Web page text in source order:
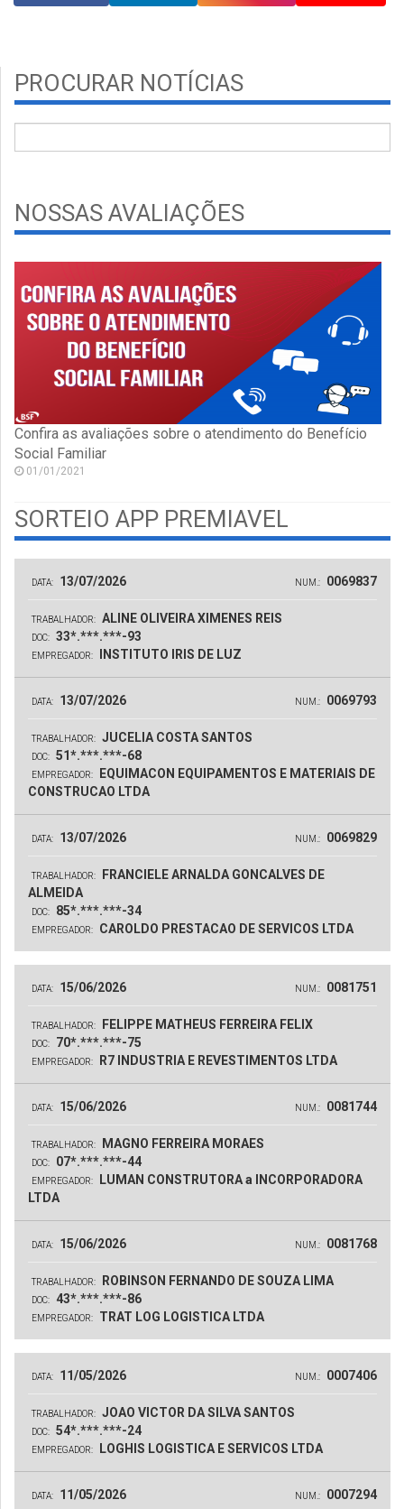
PROCURAR NOTÍCIAS
NOSSAS AVALIAÇÕES
Confira as avaliações sobre o atendimento do Benefício
Social Familiar
01/01/2021
SORTEIO APP PREMIAVEL
DATA: 13/07/2026 NUM.: 0069837
TRABALHADOR: ALINE OLIVEIRA XIMENES REIS
DOC: 33*.***.***-93
EMPREGADOR: INSTITUTO IRIS DE LUZ
DATA: 13/07/2026 NUM.: 0069793
TRABALHADOR: JUCELIA COSTA SANTOS
DOC: 51*.***.***-68
EMPREGADOR:
EQUIMACON EQUIPAMENTOS E MATERIAIS DE
CONSTRUCAO LTDA
DATA: 13/07/2026 NUM.: 0069829
TRABALHADOR:
FRANCIELE ARNALDA GONCALVES DE
ALMEIDA
DOC: 85*.***.***-34
EMPREGADOR: CAROLDO PRESTACAO DE SERVICOS LTDA
DATA: 15/06/2026 NUM.: 0081751
TRABALHADOR: FELIPPE MATHEUS FERREIRA FELIX
DOC: 70*.***.***-75
EMPREGADOR: R7 INDUSTRIA E REVESTIMENTOS LTDA
DATA: 15/06/2026 NUM.: 0081744
TRABALHADOR: MAGNO FERREIRA MORAES
DOC: 07*.***.***-44
EMPREGADOR:
LUMAN CONSTRUTORA a INCORPORADORA
LTDA
DATA: 15/06/2026 NUM.: 0081768
TRABALHADOR: ROBINSON FERNANDO DE SOUZA LIMA
DOC: 43*.***.***-86
EMPREGADOR: TRAT LOG LOGISTICA LTDA
DATA: 11/05/2026 NUM.: 0007406
TRABALHADOR: JOAO VICTOR DA SILVA SANTOS
DOC: 54*.***.***-24
EMPREGADOR: LOGHIS LOGISTICA E SERVICOS LTDA
DATA: 11/05/2026 NUM.: 0007294